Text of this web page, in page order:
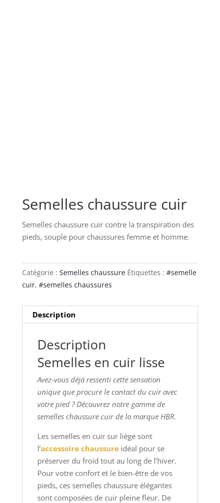
Semelles chaussure cuir
Semelles chaussure cuir contre la transpiration des
pieds, souple pour chaussures femme et homme.
Catégorie : Semelles chaussure Étiquettes : #semelle
cuir, #semelles chaussures
Description
Description
Semelles en cuir lisse
Avez-vous déjà ressenti cette sensation
unique que procure le contact du cuir avec
votre pied ? Découvrez notre gamme de
semelles chaussure cuir de la marque HBR.
Les semelles en cuir sur liège sont
l’accessoire chaussureidéal pour se
préserver du froid tout au long de l’hiver.
Pour votre confort et le bien-être de vos
pieds, ces semelles chaussure élégantes
sont composées de cuir pleine fleur. De